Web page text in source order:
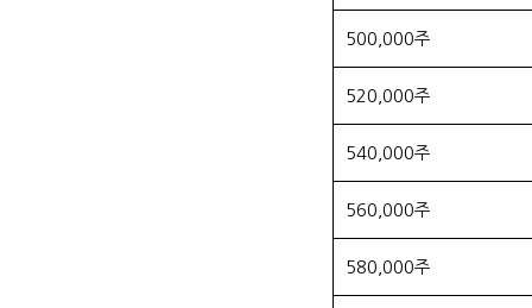
500,000주
520,000주
540,000주
560,000주
580,000주